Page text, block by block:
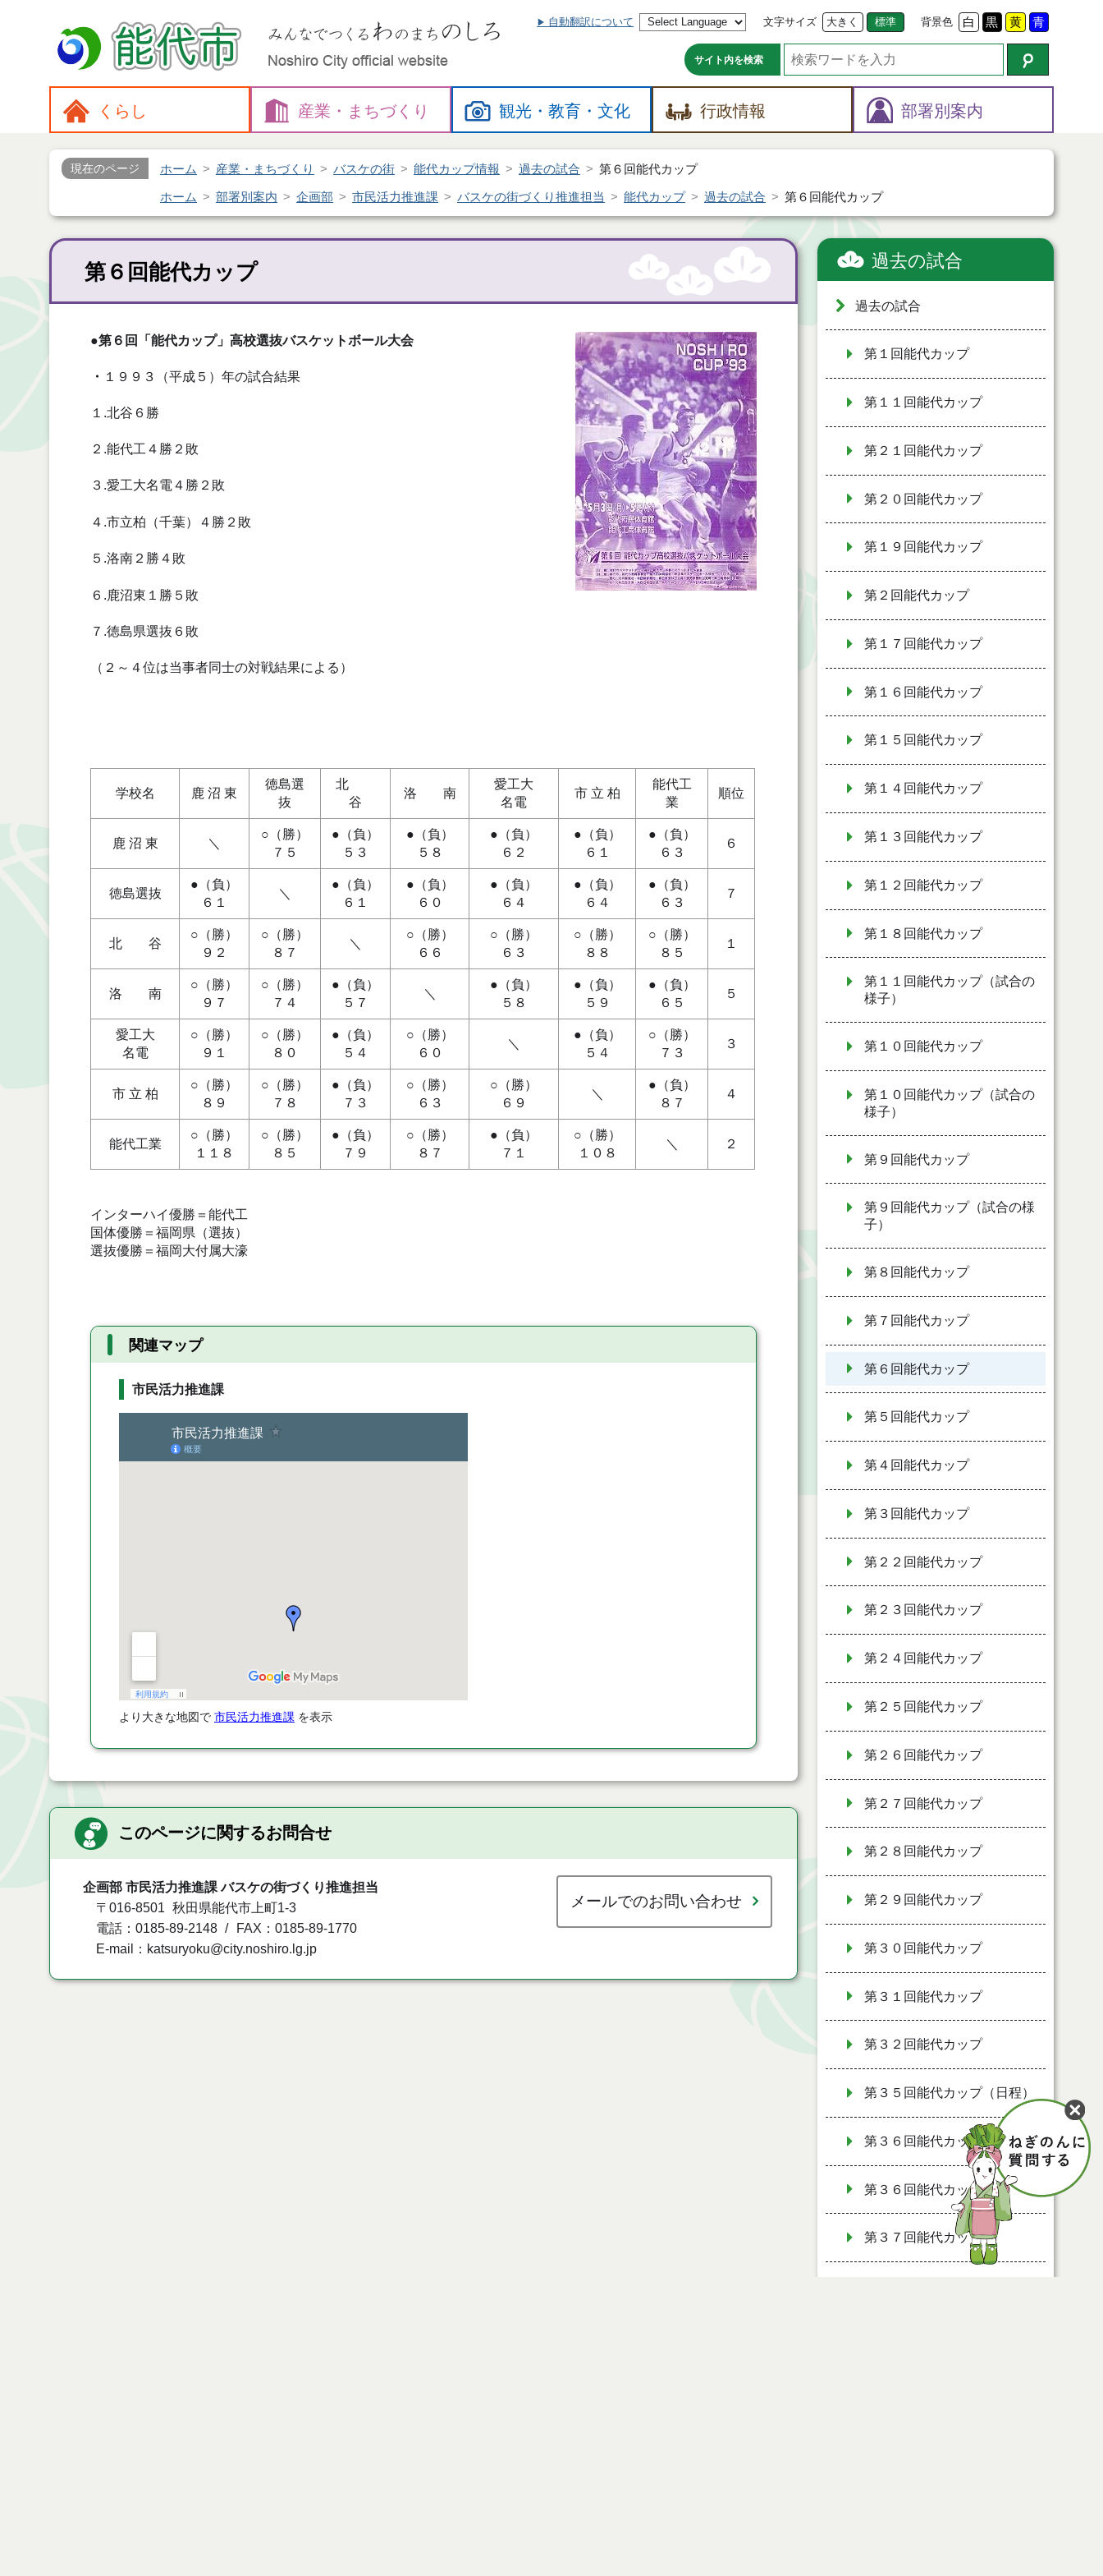
自動翻訳について 文字サイズ 大きく 標準 背景色 白 黒 黄 青
サイト内を検索
くらし 産業・ まちづくり 観光・教育・文化 行政情報 部署別案内
現在のページ ホーム 産業・まちづくり バスケの街 能代カップ情報 過去の試合 第６回能代カップ
ホーム 部署別案内 企画部 市民活力推進課 バスケの街づくり推進担当 能代カップ 過去の試合 第６回能代カップ
第６回能代カップ
●第６回「能代カップ」高校選抜バスケットボール大会
・ １９９３（平成５）年の試合結果
１.北谷６勝
２.能代工４勝２敗
３.愛工大名電４勝２敗
４.市立柏（千葉）４勝２敗
５.洛南２勝４敗
６.鹿沼東１勝５敗
７.徳島県選抜６敗
（２～４位は当事者同士の対戦結果による）
学校名 鹿 沼 東
徳島選
抜
北
谷
洛 南
愛工大
名電
市 立 柏
能代工
業
順位
鹿 沼 東 ＼
○（勝）
７５
●（負）
５３
●（負）
５８
●（負）
６２
●（負）
６１
●（負）
６３
６
徳島選抜
●（負）
６１
＼
●（負）
６１
●（負）
６０
●（負）
６４
●（負）
６４
●（負）
６３
７
北 谷
○（勝）
９２
○（勝）
８７
＼
○（勝）
６６
○（勝）
６３
○（勝）
８８
○（勝）
８５
１
洛 南
○（勝）
９７
○（勝）
７４
●（負）
５７
＼
●（負）
５８
●（負）
５９
●（負）
６５
５
愛工大
名電
○（勝）
９１
○（勝）
８０
●（負）
５４
○（勝）
６０
＼
●（負）
５４
○（勝）
７３
３
市 立 柏
○（勝）
８９
○（勝）
７８
●（負）
７３
○（勝）
６３
○（勝）
６９
＼
●（負）
８７
４
能代工業
○（勝）
１１８
○（勝）
８５
●（負）
７９
○（勝）
８７
●（負）
７１
○（勝）
１０８
＼ ２
インターハイ優勝＝能代工
国体優勝＝福岡県（選抜）
選抜優勝＝福岡大付属大濠
関連マップ
市民活力推進課
より大きな地図で 市民活力推進課 を表示
このページに関するお問合せ
企画部 市民活力推進課 バスケの街づくり推進担当
〒016-8501
秋田県能代市上町1-3
電話：0185-89-2148
FAX：0185-89-1770
E-mail：katsuryoku@city.noshiro.lg.jp
メールでのお問い合わせ
過去の試合
過去の試合
第１回能代カップ
第１１回能代カップ
第２１回能代カップ
第２０回能代カップ
第１９回能代カップ
第２回能代カップ
第１７回能代カップ
第１６回能代カップ
第１５回能代カップ
第１４回能代カップ
第１３回能代カップ
第１２回能代カップ
第１８回能代カップ
第１１回能代カップ（試合の
様子）
第１０回能代カップ
第１０回能代カップ（試合の
様子）
第９回能代カップ
第９回能代カップ（試合の様
子）
第８回能代カップ
第７回能代カップ
第６回能代カップ
第５回能代カップ
第４回能代カップ
第３回能代カップ
第２２回能代カップ
第２３回能代カップ
第２４回能代カップ
第２５回能代カップ
第２６回能代カップ
第２７回能代カップ
第２８回能代カップ
第２９回能代カップ
第３０回能代カップ
第３１回能代カップ
第３２回能代カップ
第３５回能代カップ（日程）
第３６回能代カップ（日程）
第３６回能代カップ
第３７回能代カップ